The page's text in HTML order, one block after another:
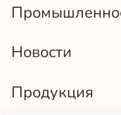
Новости
Продукция